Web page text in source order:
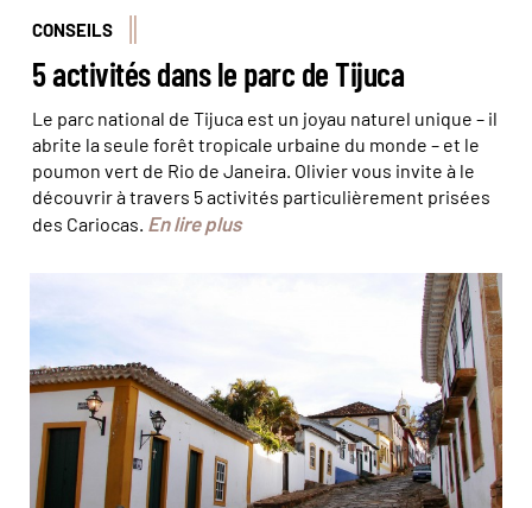
CONSEILS
5 activités dans le parc de Tijuca
Le parc national de Tijuca est un joyau naturel unique – il
abrite la seule forêt tropicale urbaine du monde – et le
poumon vert de Rio de Janeira. Olivier vous invite à le
découvrir à travers 5 activités particulièrement prisées
des Cariocas. En lire plus